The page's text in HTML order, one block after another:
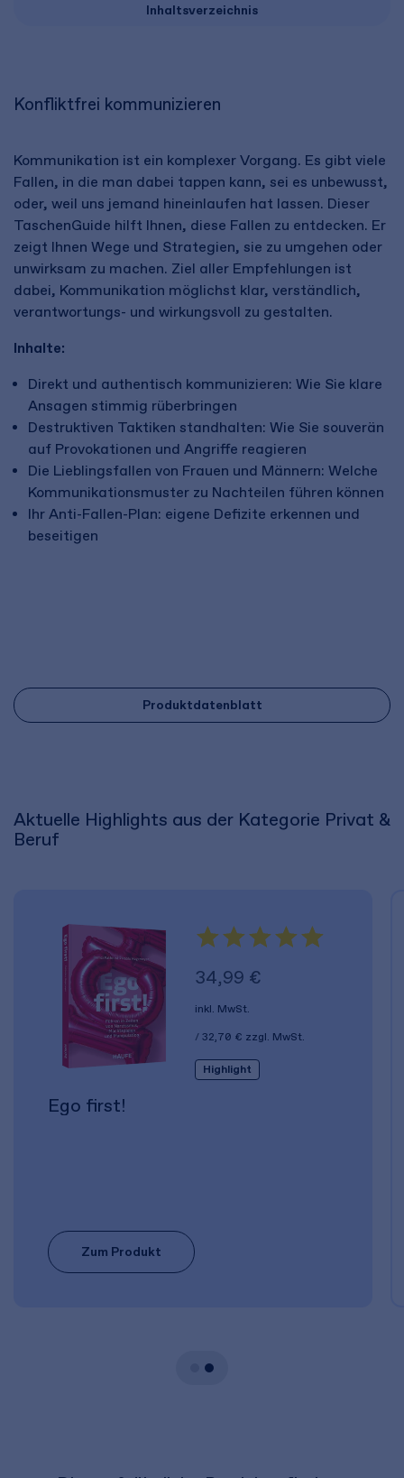
Inhaltsverzeichnis
Konfliktfrei kommunizieren
Kommunikation ist ein komplexer Vorgang. Es gibt viele
Fallen, in die man dabei tappen kann, sei es unbewusst,
oder, weil uns jemand hineinlaufen hat lassen. Dieser
TaschenGuide hilft Ihnen, diese Fallen zu entdecken. Er
zeigt Ihnen Wege und Strategien, sie zu umgehen oder
unwirksam zu machen. Ziel aller Empfehlungen ist
dabei, Kommunikation möglichst klar, verständlich,
verantwortungs- und wirkungsvoll zu gestalten.
Inhalte:
Direkt und authentisch kommunizieren: Wie Sie klare
Ansagen stimmig rüberbringen
Destruktiven Taktiken standhalten: Wie Sie souverän
auf Provokationen und Angriffe reagieren
Die Lieblingsfallen von Frauen und Männern: Welche
Kommunikationsmuster zu Nachteilen führen können
Ihr Anti-Fallen-Plan: eigene Defizite erkennen und
beseitigen
Produktdatenblatt
Aktuelle Highlights aus der Kategorie Privat &
Beruf
34,99 €
inkl. MwSt.
32,70 € zzgl. MwSt.
Highlight
Ego first!
Zum Produkt